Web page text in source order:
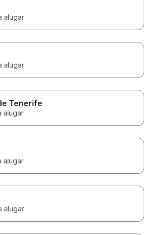
alugar
alugar
Tenerife
alugar
alugar
alugar